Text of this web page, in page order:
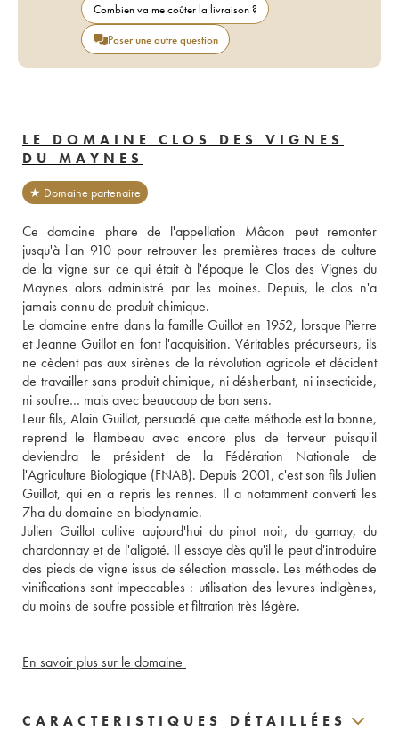
Combien va me coûter la livraison ?
Poser une autre question
LE DOMAINE CLOS DES VIGNES
DU MAYNES
★ Domaine partenaire
Ce domaine phare de l'appellation Mâcon peut remonter
jusqu'à l'an 910 pour retrouver les premières traces de culture
de la vigne sur ce qui était à l'époque le Clos des Vignes du
Maynes alors administré par les moines. Depuis, le clos n'a
jamais connu de produit chimique.
Le domaine entre dans la famille Guillot en 1952, lorsque Pierre
et Jeanne Guillot en font l'acquisition. Véritables précurseurs, ils
ne cèdent pas aux sirènes de la révolution agricole et décident
de travailler sans produit chimique, ni désherbant, ni insecticide,
ni soufre… mais avec beaucoup de bon sens.
Leur fils, Alain Guillot, persuadé que cette méthode est la bonne,
reprend le flambeau avec encore plus de ferveur puisqu'il
deviendra le président de la Fédération Nationale de
l'Agriculture Biologique (FNAB). Depuis 2001, c'est son fils Julien
Guillot, qui en a repris les rennes. Il a notamment converti les
7ha du domaine en biodynamie.
Julien Guillot cultive aujourd'hui du pinot noir, du gamay, du
chardonnay et de l'aligoté. Il essaye dès qu'il le peut d'introduire
des pieds de vigne issus de sélection massale. Les méthodes de
vinifications sont impeccables : utilisation des levures indigènes,
du moins de soufre possible et filtration très légère.
En savoir plus sur le domaine
CARACTERISTIQUES DÉTAILLÉES